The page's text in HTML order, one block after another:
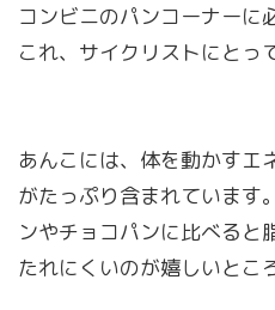
コンビニのパンコーナーに
これ、サイクリストにとっ
あんこには、体を動かすエ
がたっぷり含まれています
ンやチョコパンに比べると
たれにくいのが嬉しいところ